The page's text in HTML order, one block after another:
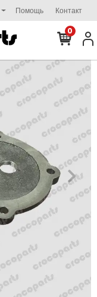
Помощь Контакт
0